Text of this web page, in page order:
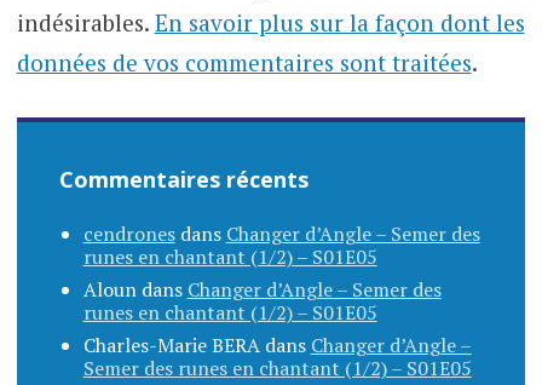
indésirables. En savoir plus sur la façon dont les
données de vos commentaires sont traitées.
Commentaires récents
cendronesdans Changer d’Angle – Semer des
runes en chantant (1/2) – S01E05
Aloundans Changer d’Angle – Semer des
runes en chantant (1/2) – S01E05
Charles-Marie BERAdans Changer d’Angle –
Semer des runes en chantant (1/2) – S01E05